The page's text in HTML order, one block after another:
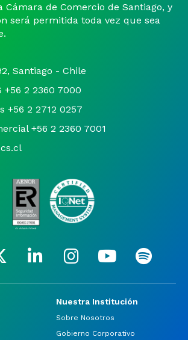
Cámara de Comercio de Santiago, y
será permitida toda vez que sea
Santiago - Chile
+56 2 2360 7000
+56 2 2712 0257
+56 2 2360 7001
Nuestra Institución
Sobre Nosotros
Gobierno Corporativo